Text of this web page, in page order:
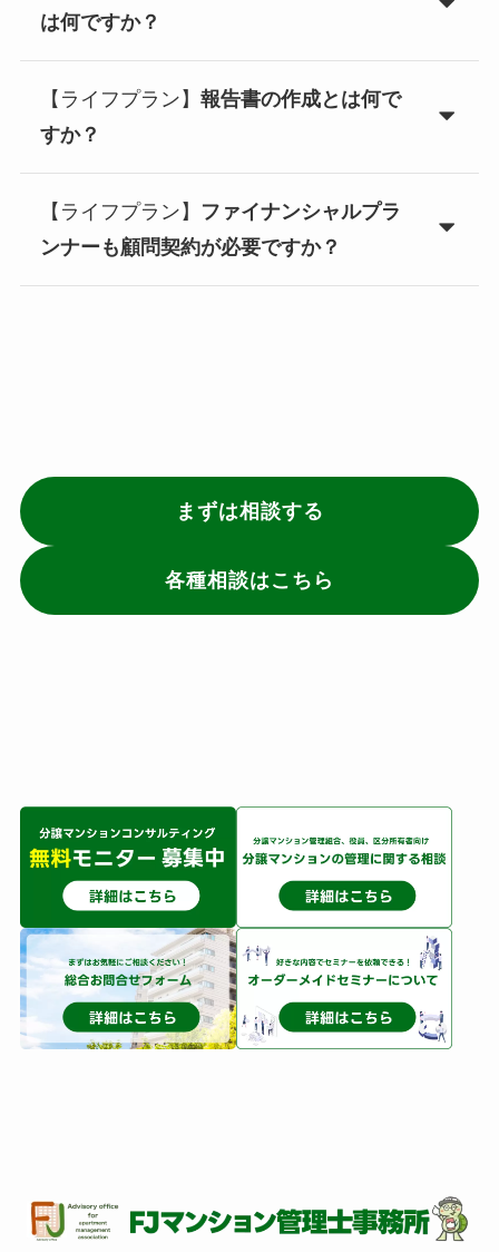
は何ですか？
【ライフプラン】 報告書の作成とは何で
すか？
【ライフプラン】
ファイナンシャルプラ
ンナーも顧問契約が必要ですか？
まずは相談する
各種相談はこちら